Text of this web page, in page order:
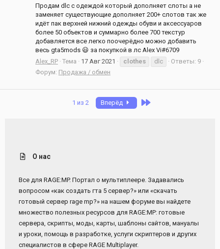
Продам dlc с одеждой который дополняет слоты а не
заменяет существующие дополняет 200+ слотов так же
идёт пак верхней нижний одежды обуви и аксессуаров
более 50 объектов и суммарно более 700 текстур
добавляется все легко поочерёдно можно добавить
весь gta5mods 😃 за покупкой в лс Alex Vi#6709
Alex_RP Тема 17 Авг 2021 clothes dlc
Ответы: 9
Форум: Продажа / обмен
1 из 2 Вперёд Last
О нас
Все для RAGE:MP. Портал о мультиплеере. Задавались
вопросом «как создать гта 5 сервер?» или «скачать
готовый сервер rage mp?» на нашем форуме вы найдете
множество полезных ресурсов для RAGE:MP: готовые
сервера, скрипты, моды, карты, шаблоны сайтов, мануалы
и уроки, помощь в разработке, услуги скриптеров и других
специалистов в сфере RAGE Multiplayer.